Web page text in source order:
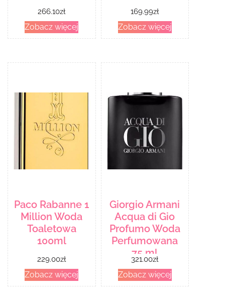
266.10zł
Zobacz więcej
169.99zł
Zobacz więcej
Paco Rabanne 1
Million Woda
Toaletowa
100ml
229.00zł
Zobacz więcej
Giorgio Armani
Acqua di Gio
Profumo Woda
Perfumowana
75 ml
321.00zł
Zobacz więcej